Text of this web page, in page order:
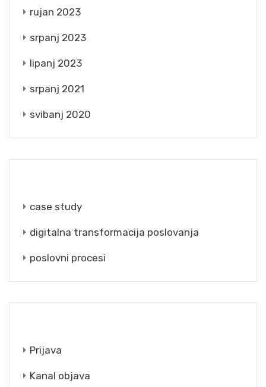
rujan 2023
srpanj 2023
lipanj 2023
srpanj 2021
svibanj 2020
case study
digitalna transformacija poslovanja
poslovni procesi
Prijava
Kanal objava